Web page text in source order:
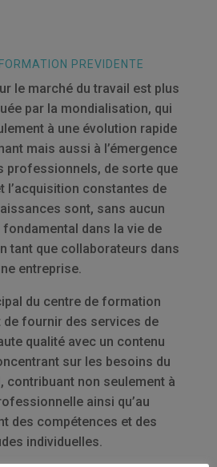
PREVIDENTE
le marché du travail est plus
par la mondialisation, qui
à une évolution rapide
mais aussi à l’émergence
professionnels, de sorte que
l’acquisition constantes de
sont, sans aucun
dans la vie de
tant que collaborateurs dans
entreprise.
du centre de formation
de fournir des services de
qualité avec un contenu
sur les besoins du
contribuant non seulement à
ainsi qu’au
des compétences et des
individuelles.